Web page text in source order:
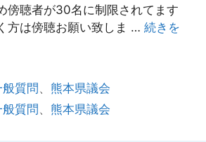
傍聴者が30名に制限されてます
方は傍聴お願い致しま … 続きを
般質問 、熊本県議会
般質問 、熊本県議会